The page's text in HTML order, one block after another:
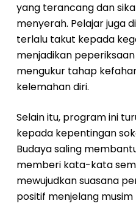
yang terancang dan
menyerah. Pelajar juga
terlalu takut kepada
menjadikan
mengukur tahap
kelemahan diri.
Selain itu, program ini
kepada kepentingan
Budaya saling
memberi kata-kata
mewujudkan suasana
positif menjelang